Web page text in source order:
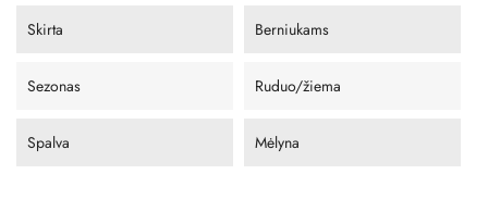
Skirta Berniukams
Sezonas Ruduo/žiema
Spalva Mėlyna